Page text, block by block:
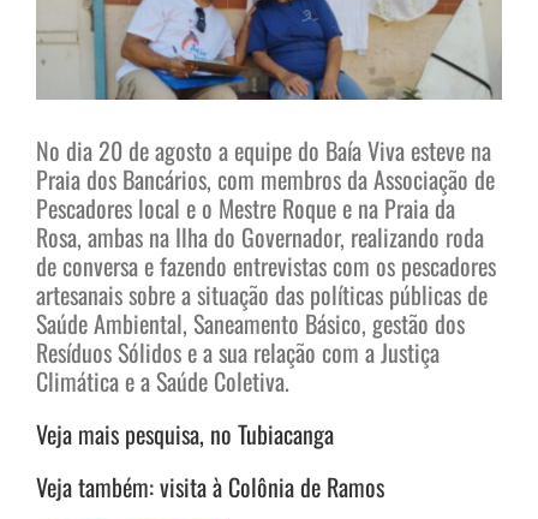
No dia 20 de agosto a equipe do Baía Viva esteve na
Praia dos Bancários, com membros da Associação de
Pescadores local e o Mestre Roque e na Praia da
Rosa, ambas na Ilha do Governador, realizando roda
de conversa e fazendo entrevistas com os pescadores
artesanais sobre a situação das políticas públicas de
Saúde Ambiental, Saneamento Básico, gestão dos
Resíduos Sólidos e a sua relação com a Justiça
Climática e a Saúde Coletiva.
Veja mais pesquisa, no Tubiacanga
Veja também: visita à Colônia de Ramos